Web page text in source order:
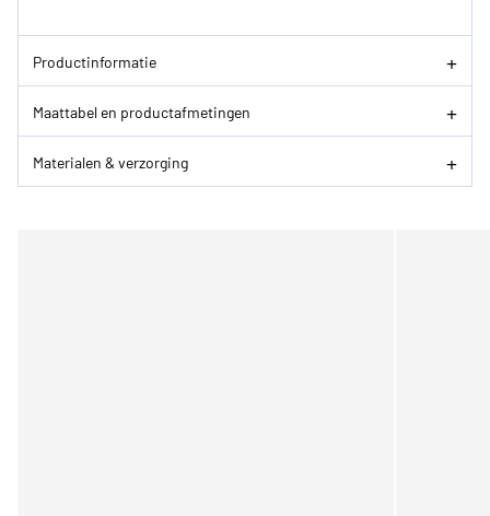
Productinformatie
Maattabel en productafmetingen
Materialen & verzorging